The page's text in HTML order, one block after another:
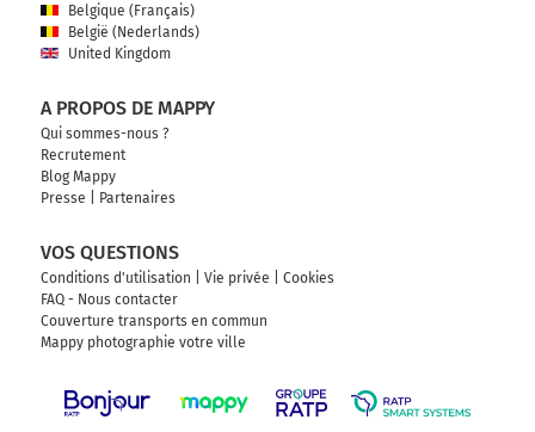
Belgique (Français)
België (Nederlands)
United Kingdom
A PROPOS DE MAPPY
Qui sommes-nous ?
Recrutement
Blog Mappy
Presse
Partenaires
VOS QUESTIONS
Conditions d'utilisation Vie privée
Cookies
FAQ - Nous contacter
Couverture transports en commun
Mappy photographie votre ville